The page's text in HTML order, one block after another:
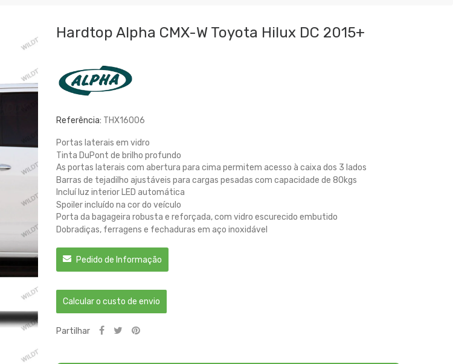
Hardtop Alpha CMX-W Toyota Hilux DC 2015+
Referência: THX16006
Portas laterais em vidro
Tinta DuPont de brilho profundo
As portas laterais com abertura para cima permitem acesso à caixa dos 3 lados
Barras de tejadilho ajustáveis para cargas pesadas com capacidade de 80kgs
Incluí luz interior LED automática
Spoiler incluído na cor do veículo
Porta da bagageira robusta e reforçada, com vidro escurecido embutido
Dobradiças, ferragens e fechaduras em aço inoxidável
Pedido de Informação
Calcular o custo de envio
Partilhar